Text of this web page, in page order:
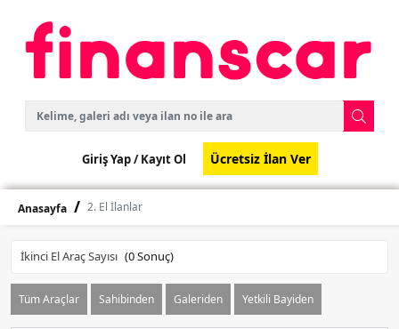
Giriş Yap /Kayıt Ol Ücretsiz İlan Ver
Anasayfa 2. El İlanlar
İkinci El Araç Sayısı (0Sonuç)
Tüm Araçlar Sahibinden Galeriden Yetkili Bayiden